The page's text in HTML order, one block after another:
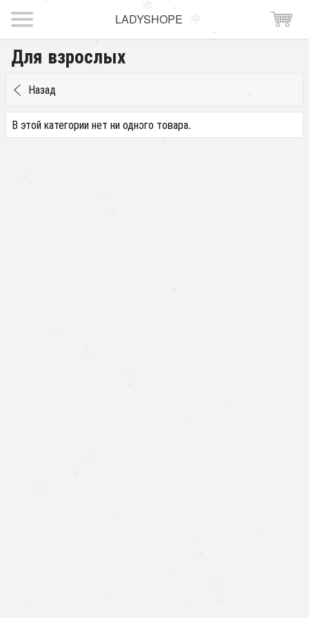
LADYSHOPE
Для взрослых
Назад
В этой категории нет ни одного товара.